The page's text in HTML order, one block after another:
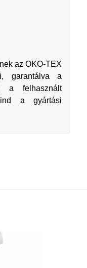
az OKO-TEX
garantálva a
a felhasznált
a gyártási